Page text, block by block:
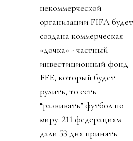
некоммерческой
организации FIFA будет
создана коммерческая
«дочка» - частный
инвестиционный фонд
FFE, который будет
рулить, то есть
“развивать” футбол по
миру. 211 федерациям
дали 53 дня принять